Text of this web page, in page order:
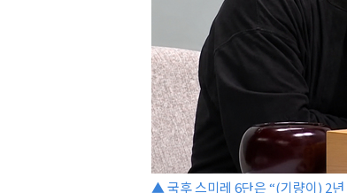
▲ 국후 스미레 6단은 “(기량이) 2년